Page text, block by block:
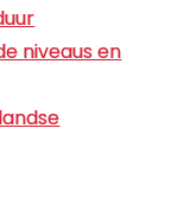
niveaus en